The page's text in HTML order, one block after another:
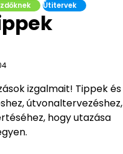
Útitervek
izgalmait! Tippek és
útvonaltervezéshez,
hogy utazása